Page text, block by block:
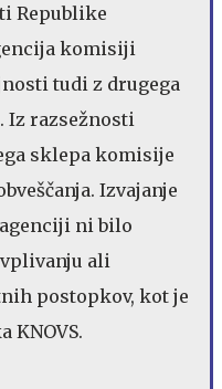
Republike
komisiji
tudi z drugega
Iz razsežnosti
sklepa komisije
Izvajanje
ni bilo
ali
postopkov, kot je
KNOVS.